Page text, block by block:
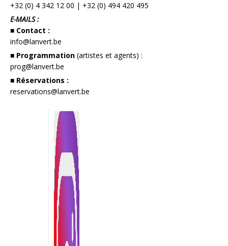
+32 (0) 4 342 12 00 | +32 (0) 494 420 495
E-MAILS :
■ Contact :
info@lanvert.be
■ Programmation (artistes et agents) :
prog@lanvert.be
■ Réservations :
reservations@lanvert.be